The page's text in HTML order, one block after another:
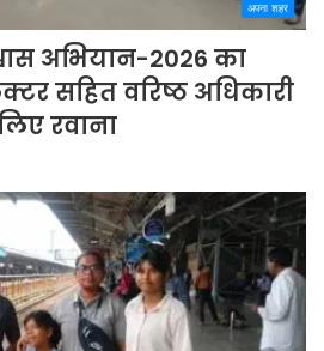
अपना शहर
अभियान-2026 का
सहित वरिष्ठ अधिकारी
रवाना